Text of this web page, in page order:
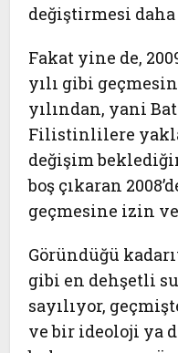
değiştirmesi
Fakat yine de,
yılı gibi
yılından, yani
Filistinlilere
değişim
boş çıkaran
geçmesine izin
Göründüğü
gibi en dehşetli
sayılıyor,
ve bir ideoloji ya